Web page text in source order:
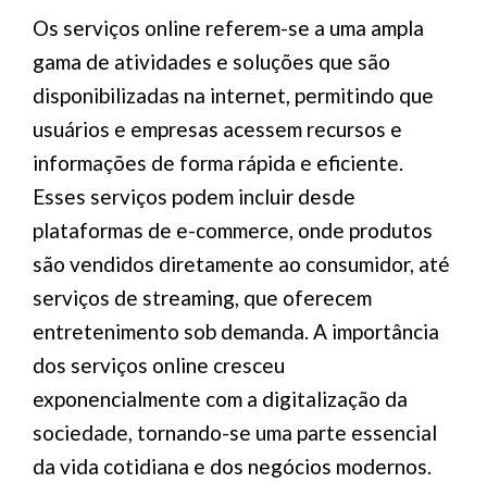
Os serviços online referem-se a uma ampla
gama de atividades e soluções que são
disponibilizadas na internet, permitindo que
usuários e empresas acessem recursos e
informações de forma rápida e eficiente.
Esses serviços podem incluir desde
plataformas de e-commerce, onde produtos
são vendidos diretamente ao consumidor, até
serviços de streaming, que oferecem
entretenimento sob demanda. A importância
dos serviços online cresceu
exponencialmente com a digitalização da
sociedade, tornando-se uma parte essencial
da vida cotidiana e dos negócios modernos.